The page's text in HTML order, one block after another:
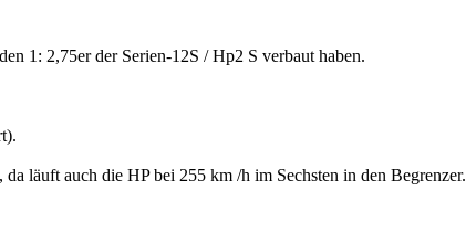
1: 2,75er der Serien-12S / Hp2 S verbaut haben.
läuft auch die HP bei 255 km /h im Sechsten in den Begrenzer.